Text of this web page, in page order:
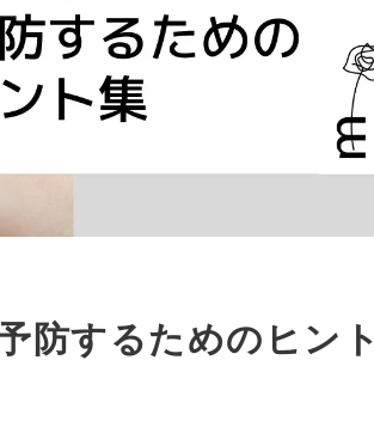
防するためのヒント